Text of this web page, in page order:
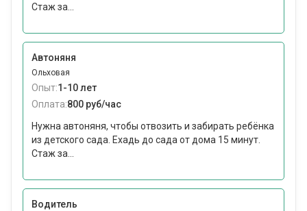
Стаж за...
Автоняня
Ольховая
Опыт:1-10 лет
Оплата:800 руб/час
Нужна автоняня, чтобы отвозить и забирать ребёнка
из детского сада. Ехадь до сада от дома 15 минут.
Стаж за...
Водитель